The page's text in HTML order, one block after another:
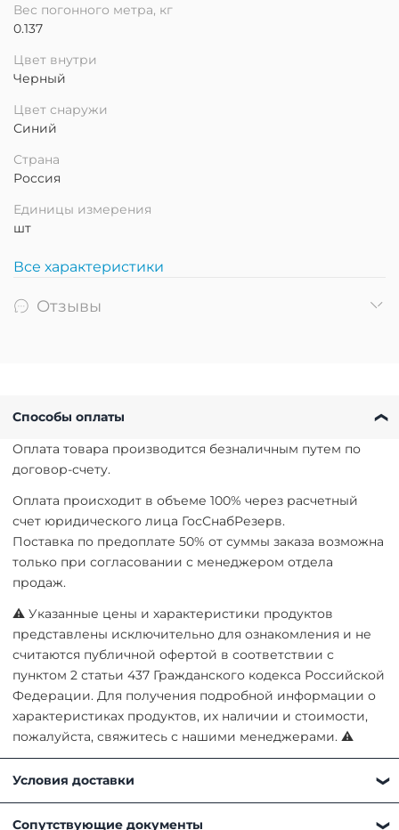
Вес погонного метра, кг
0.137
Цвет внутри
Черный
Цвет снаружи
Синий
Страна
Россия
Единицы измерения
шт
Все характеристики
Отзывы
Способы оплаты
Оплата товара производится безналичным путем по
договор-счету.
Оплата происходит в объеме 100% через расчетный
счет юридического лица ГосСнабРезерв.
Поставка по предоплате 50% от суммы заказа возможна
только при согласовании с менеджером отдела
продаж.
⚠ Указанные цены и характеристики продуктов
представлены исключительно для ознакомления и не
считаются публичной офертой в соответствии с
пунктом 2 статьи 437 Гражданского кодекса Российской
Федерации. Для получения подробной информации о
характеристиках продуктов, их наличии и стоимости,
пожалуйста, свяжитесь с нашими менеджерами. ⚠
Условия доставки
Сопутствующие документы